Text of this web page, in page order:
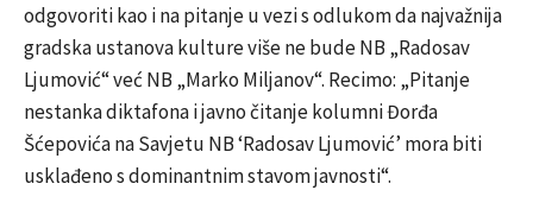
odgovoriti kao i na pitanje u vezi s odlukom da najvažnija
gradska ustanova kulture više ne bude NB „Radosav
Ljumović“ već NB „Marko Miljanov“. Recimo: „Pitanje
nestanka diktafona i javno čitanje kolumni Đorđa
Šćepovića na Savjetu NB ‘Radosav Ljumović’ mora biti
usklađeno s dominantnim stavom javnosti“.